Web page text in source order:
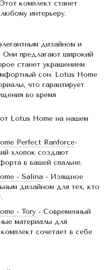
комплект станет
интерьеру.
дизайном и
Они предлагают широкий
станет украшением
сон. Lotus Home
что гарантирует
во время
Lotus Home на нашем
Perfect Ranforce-
хлопок создают
в вашей спальне.
- Salina - Изящное
дизайном для тех, кто
- Tory - Современный
материалы для
сочетает в себе